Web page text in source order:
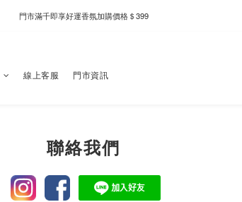
新自製款系列首批限時優惠｜單件95折，任兩件9折
門市滿千即享好運香氛加購價格＄399
線上客服 門市資訊
聯絡我們